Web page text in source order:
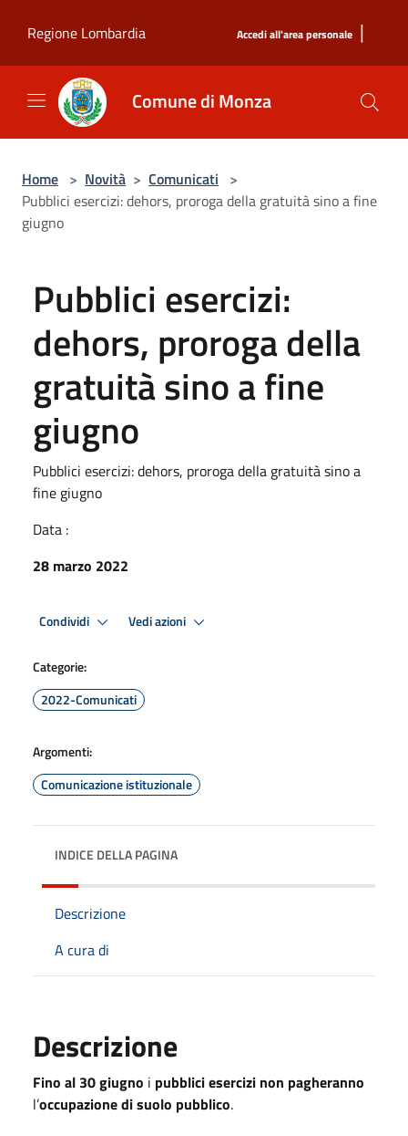
Regione Lombardia
Accedi all'area personale |
Comune di Monza
Home > Novità > Comunicati >
Pubblici esercizi: dehors, proroga della gratuità sino a fine
giugno
Pubblici esercizi:
dehors, proroga della
gratuità sino a fine
giugno
Pubblici esercizi: dehors, proroga della gratuità sino a
fine giugno
Data :
28 marzo 2022
Condividi Vedi azioni
Categorie:
2022-Comunicati
Argomenti:
Comunicazione istituzionale
INDICE DELLA PAGINA
Descrizione
A cura di
Descrizione
Fino al 30 giugno i pubblici esercizi non pagheranno
l’occupazione di suolo pubblico.